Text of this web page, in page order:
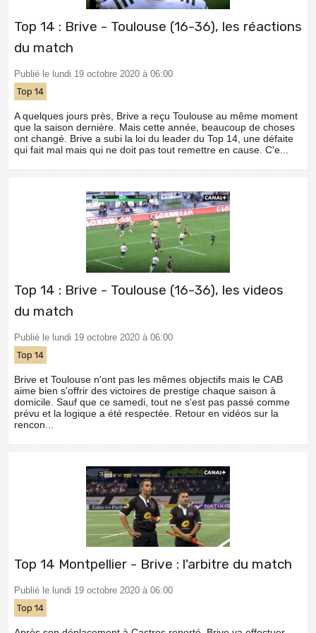
Top 14 : Brive - Toulouse (16-36), les réactions
du match
Publié le lundi 19 octobre 2020 à 06:00
Top 14
A quelques jours près, Brive a reçu Toulouse au même moment
que la saison dernière. Mais cette année, beaucoup de choses
ont changé. Brive a subi la loi du leader du Top 14, une défaite
qui fait mal mais qui ne doit pas tout remettre en cause. C'e...
Top 14 : Brive - Toulouse (16-36), les videos
du match
Publié le lundi 19 octobre 2020 à 06:00
Top 14
Brive et Toulouse n'ont pas les mêmes objectifs mais le CAB
aime bien s'offrir des victoires de prestige chaque saison à
domicile. Sauf que ce samedi, tout ne s'est pas passé comme
prévu et la logique a été respectée. Retour en vidéos sur la
rencon...
Top 14 Montpellier - Brive : l'arbitre du match
Publié le lundi 19 octobre 2020 à 06:00
Top 14